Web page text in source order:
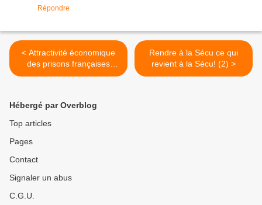
Répondre
< Attractivité économique
des prisons françaises
selon le ministère de la
Rendre à la Sécu ce qui
revient à la Sécu! (2) >
Hébergé par Overblog
Top articles
Pages
Contact
Signaler un abus
C.G.U.